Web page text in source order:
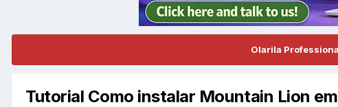
Olarila
Tutorial Como instalar Mountain Lion em